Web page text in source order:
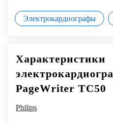
Электрокардиографы
Характеристики
PageWriter TC50
Philips